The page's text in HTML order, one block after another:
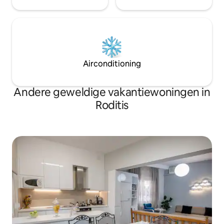
Airconditioning
Andere geweldige vakantiewoningen in
Roditis